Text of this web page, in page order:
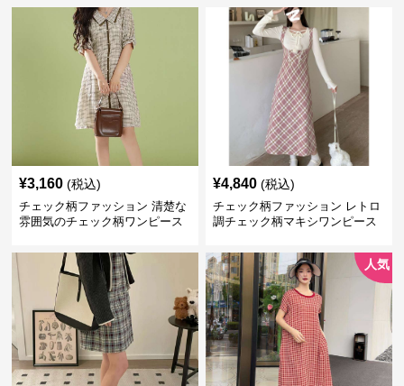
¥3,160 (税込)
チェック柄ファッション 清楚な
雰囲気のチェック柄ワンピース
¥4,840 (税込)
チェック柄ファッション レトロ
調チェック柄マキシワンピース
人気